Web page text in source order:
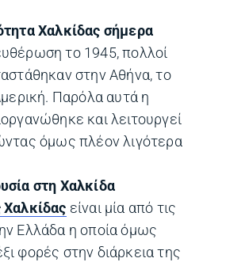
Χαλκίδας σήμερα
το 1945, πολλοί
στην Αθήνα, το
Παρόλα αυτά η
και λειτουργεί
όμως πλέον λιγότερα
στη Χαλκίδα
είναι μία από τις
Ελλάδα η οποία όμως
φορές στην διάρκεια της